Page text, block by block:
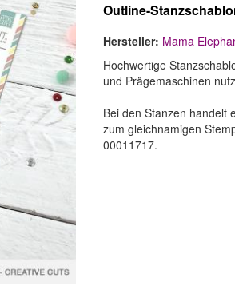
Outline-
Hersteller: Mama
Hochwertige
und Prägemaschinen
Bei den Stanzen handelt
zum gleichnamigen
00011717.